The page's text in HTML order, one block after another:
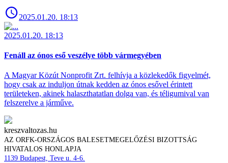
2025.01.20. 18:13
2025.01.20. 18:13
Fenáll az ónos eső veszélye több vármegyében
A Magyar Közút Nonprofit Zrt. felhívja a közlekedők figyelmét,
hogy csak az induljon útnak kedden az ónos esővel érintett
területeken, akinek halaszthatatlan dolga van, és téligumival van
felszerelve a járműve.
kreszvaltozas.hu
AZ ORFK-ORSZÁGOS BALESETMEGELŐZÉSI BIZOTTSÁG
HIVATALOS HONLAPJA
1139 Budapest, Teve u. 4-6.